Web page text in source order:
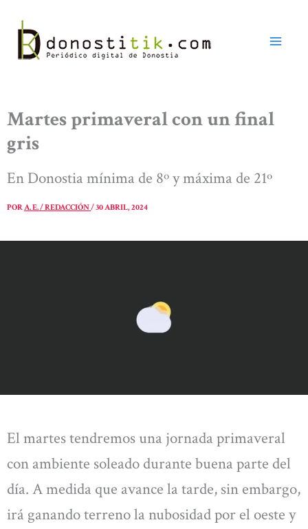
contenido
Martes primaveral con un final
gris
En Donostia mínima de 8º y máxima de 21º
PORA. E. / REDACCIÓN/30 ABRIL, 2024
El martes tendremos una jornada primaveral
con ambiente soleado durante buena parte del
día. A medida que avance la tarde, sin embargo,
irá ganando terreno la nubosidad por el oeste y